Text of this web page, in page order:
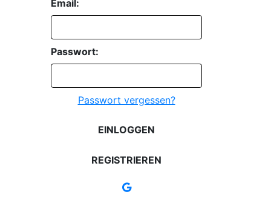
Email:
Passwort:
Passwort vergessen?
EINLOGGEN
REGISTRIEREN